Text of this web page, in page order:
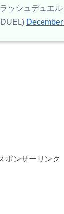
ッシュデュエル
ポンサーリンク